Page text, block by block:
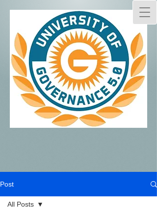
Post
All Posts